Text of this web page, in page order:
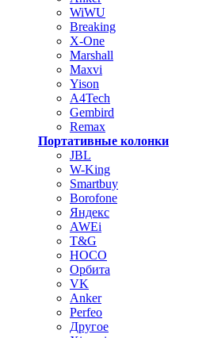
WiWU
Breaking
X-One
Marshall
Maxvi
Yison
A4Tech
Gembird
Remax
Портативные колонки
JBL
W-King
Smartbuy
Borofone
Яндекс
AWEi
T&G
HOCO
Орбита
VK
Anker
Perfeo
Другое